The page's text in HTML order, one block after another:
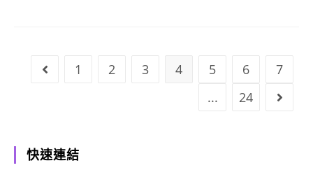
Go to the previous page
1 2 3 4 5 6
7
...
24 Go to
快速連結